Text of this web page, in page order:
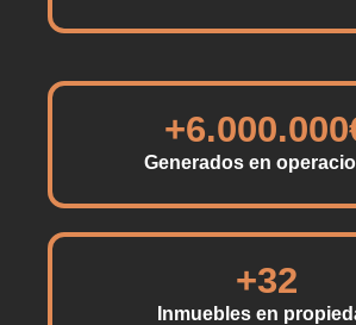
Generados en
+6.000.000
Inmuebles en
+32